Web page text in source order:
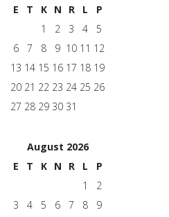
E
T K N R L
P
1
2 3 4
5
6
7 8 9 10 11 12
13 14 15 16 17 18 19
20 21 22 23 24 25 26
27 28 29 30 31
August 2026
E
T K N R L
P
1
2
3
4 5 6 7 8
9